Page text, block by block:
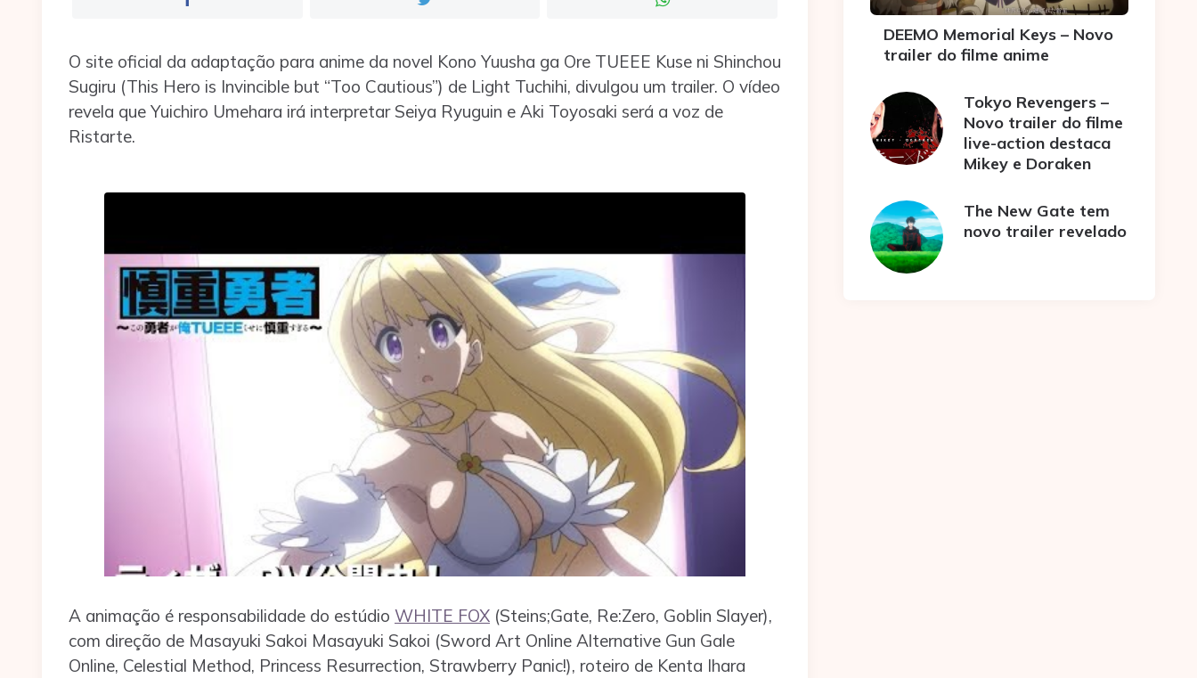
O site oficial da adaptação para anime da novel Kono Yuusha ga Ore TUEEE Kuse ni Shinchou
Sugiru (This Hero is Invincible but “Too Cautious”) de Light Tuchihi, divulgou um trailer. O vídeo
revela que Yuichiro Umehara irá interpretar Seiya Ryuguin e Aki Toyosaki será a voz de
Ristarte.
A animação é responsabilidade do estúdio WHITE FOX (Steins;Gate, Re:Zero, Goblin Slayer),
com direção de Masayuki Sakoi Masayuki Sakoi (Sword Art Online Alternative Gun Gale
Online, Celestial Method, Princess Resurrection, Strawberry Panic!), roteiro de Kenta Ihara
DEEMO Memorial Keys – Novo
trailer do filme anime
Tokyo Revengers –
Novo trailer do filme
live-action destaca
Mikey e Doraken
The New Gate tem
novo trailer revelado